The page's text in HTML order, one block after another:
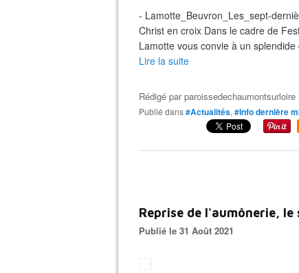
- Lamotte_Beuvron_Les_sept-
Christ en croix Dans le cadre de
Lamotte vous convie à un
Lire la suite
Rédigé parparoissedechaumontsurloire
Publié dans#Actualités, #Info dernière
Reprise de l'aumônerie,
Publié le 31 Août 2021